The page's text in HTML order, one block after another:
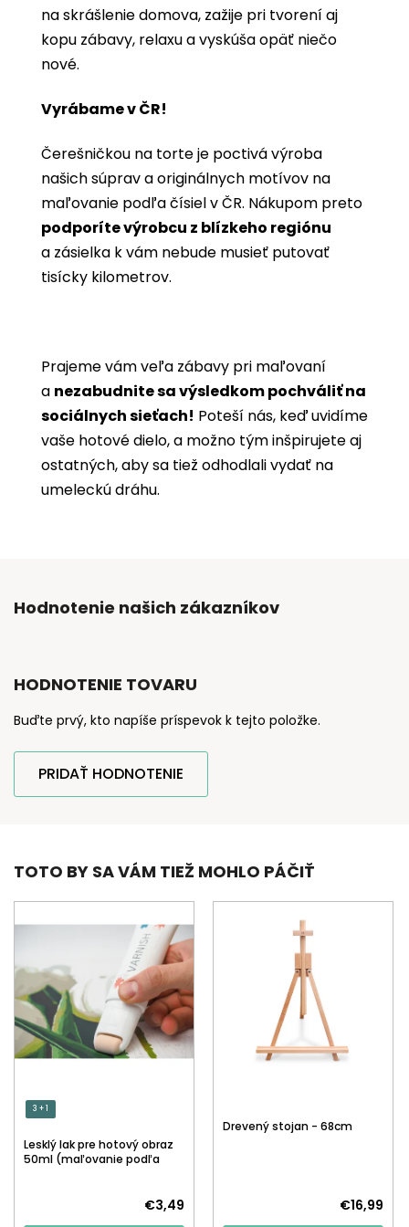
na skrášlenie domova, zažije pri tvorení aj
kopu zábavy, relaxu a vyskúša opäť niečo
nové.
Vyrábame v ČR!
Čerešničkou na torte je poctivá výroba
našich súprav a originálnych motívov na
maľovanie podľa čísiel v ČR. Nákupom preto
podporíte výrobcu z blízkeho regiónu
a zásielka k vám nebude musieť putovať
tisícky kilometrov.
Prajeme vám veľa zábavy pri maľovaní
a nezabudnite sa výsledkom pochváliť na
sociálnych sieťach! Poteší nás, keď uvidíme
vaše hotové dielo, a možno tým inšpirujete aj
ostatných, aby sa tiež odhodlali vydať na
umeleckú dráhu.
Hodnotenie našich zákazníkov
HODNOTENIE TOVARU
Buďte prvý, kto napíše príspevok k tejto položke.
PRIDAŤ HODNOTENIE
TOTO BY SA VÁM TIEŽ MOHLO PÁČIŤ
3 + 1
Lesklý lak pre hotový obraz
50ml (maľovanie podľa
€3,49
Drevený stojan - 68cm
€16,99